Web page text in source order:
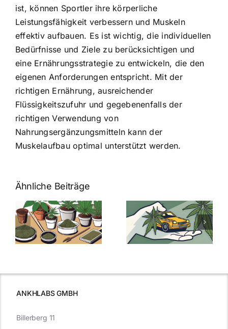
ist, können Sportler ihre körperliche
Leistungsfähigkeit verbessern und Muskeln
effektiv aufbauen. Es ist wichtig, die individuellen
Bedürfnisse und Ziele zu berücksichtigen und
eine Ernährungsstrategie zu entwickeln, die den
eigenen Anforderungen entspricht. Mit der
richtigen Ernährung, ausreichender
Flüssigkeitszufuhr und gegebenenfalls der
richtigen Verwendung von
Nahrungsergänzungsmitteln kann der
Muskelaufbau optimal unterstützt werden.
Ähnliche Beiträge
Neue THC-
Grenzwert-
Regelung:
Was Sie über
Cannabis und
müssen
Cannabis
Samen
kaufen: Alles
was Sie
ANKHLABS GMBH
Billerberg 11